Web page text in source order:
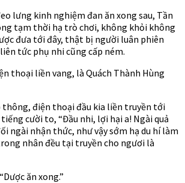
lưng kinh nghiệm đan ăn xong sau, Tần
tạm thời hạ trò chơi, không khỏi không
đưa tới đây, thật bị người luân phiên
tức phụ nhi cũng cấp ném.
thoại liền vang, là Quách Thành Hùng
điện thoại đầu kia liền truyền tới
cười to, “Đầu nhi, lợi hại a! Ngài quả
ngài nhận thức, như vậy sớm hạ du hí làm
nhân đều tại truyền cho ngươi là
ăn xong.”